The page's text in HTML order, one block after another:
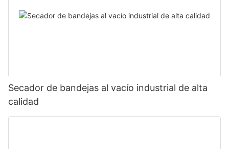
Secador de bandejas al vacío industrial de alta
calidad